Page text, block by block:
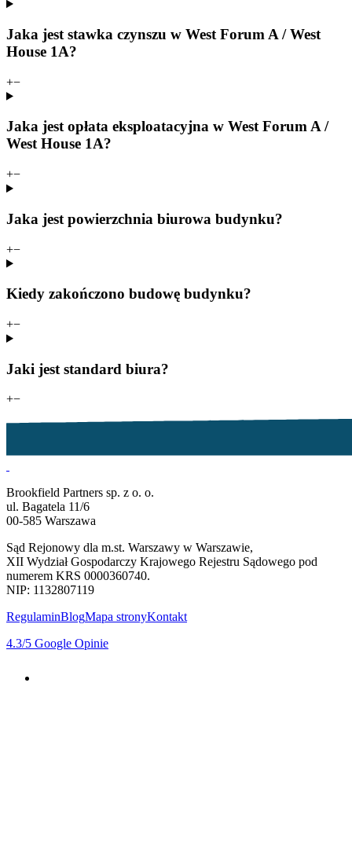
Jaka jest stawka czynszu w West Forum A / West
House 1A?
+−
Jaka jest opłata eksploatacyjna w West Forum A /
West House 1A?
+−
Jaka jest powierzchnia biurowa budynku?
+−
Kiedy zakończono budowę budynku?
+−
Jaki jest standard biura?
+−
Brookfield Partners sp. z o. o.
ul. Bagatela 11/6
00-585 Warszawa
Sąd Rejonowy dla m.st. Warszawy w Warszawie,
XII Wydział Gospodarczy Krajowego Rejestru Sądowego pod
numerem KRS 0000360740.
NIP: 1132807119
RegulaminBlogMapa stronyKontakt
4.3/5 Google Opinie